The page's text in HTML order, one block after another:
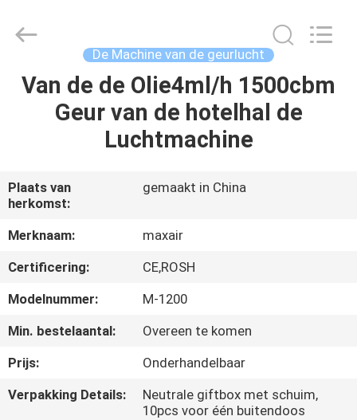
HUIS
PRODUCTEN
ONGEVEER
ONS
FABRIEKSREIS
CONTACTEER
ONS
Industrial
Rights
Reserved.
De Machine van de geurlucht
Van de de Olie4ml/h 1500cbm
Geur van de hotelhal de
Luchtmachine
Plaats van
herkomst:
gemaakt in China
Merknaam:
maxair
Certificering:
CE,ROSH
Modelnummer:
M-1200
Min. bestelaantal:
Overeen te komen
Prijs:
Onderhandelbaar
Verpakking Details:
Neutrale giftbox met schuim,
10pcs voor één buitendoos